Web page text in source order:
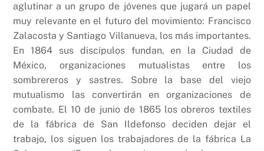
aglutinar a un grupo de jóvenes que jugará un papel
muy relevante en el futuro del movimiento: Francisco
Zalacosta y Santiago Villanueva, los más importantes.
En 1864 sus discípulos fundan, en la Ciudad de
México, organizaciones mutualistas entre los
sombrereros y sastres. Sobre la base del viejo
mutualismo las convertirán en organizaciones de
combate. El 10 de junio de 1865 los obreros textiles
de la fábrica de San Ildefonso deciden dejar el
trabajo, los siguen los trabajadores de la fábrica La